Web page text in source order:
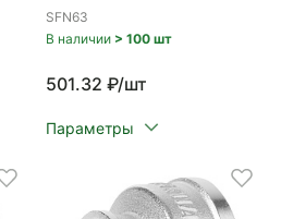
SFN63
В наличии > 100 шт
501.32 ₽/шт
Параметры